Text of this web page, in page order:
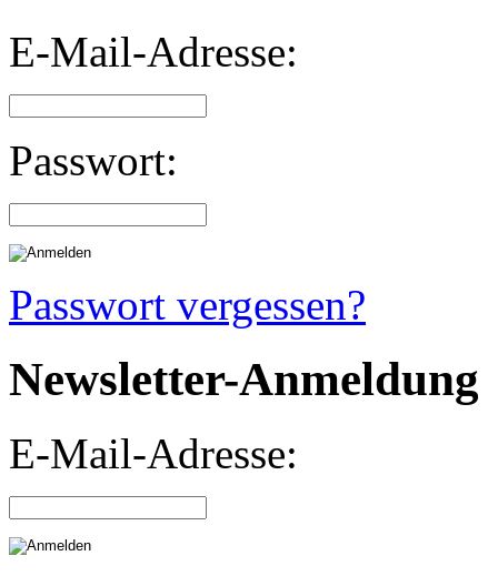
E-Mail-Adresse:
Passwort:
Passwort vergessen?
Newsletter-Anmeldung
E-Mail-Adresse: